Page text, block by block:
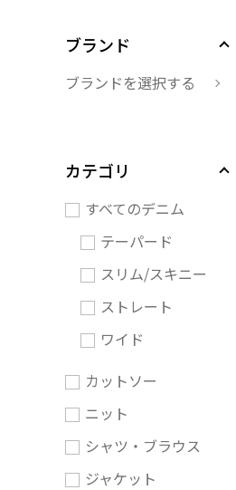
ブランド
ブランドを選択する
カテゴリ
すべてのデニム
テーパード
スリム/スキニー
ストレート
ワイド
カットソー
ニット
シャツ・ブラウス
ジャケット